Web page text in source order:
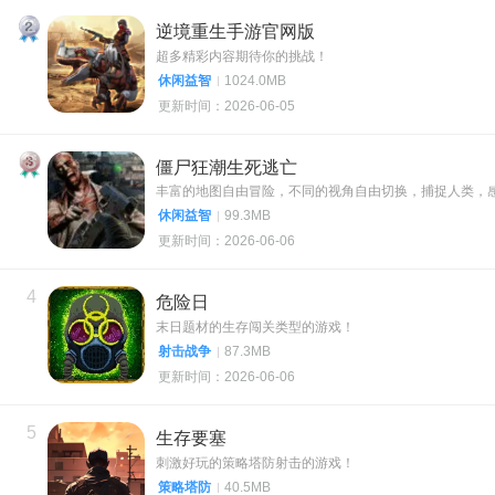
2 逆境重生手游官网版
超多精彩内容期待你的挑战！
休闲益智
1024.0MB
更新时间：2026-06-05
3 僵尸狂潮生死逃亡
丰富的地图自由冒险，不同的视角自由切换，捕捉人类，
休闲益智
99.3MB
更新时间：2026-06-06
4 危险日
末日题材的生存闯关类型的游戏！
射击战争
87.3MB
更新时间：2026-06-06
5 生存要塞
刺激好玩的策略塔防射击的游戏！
策略塔防
40.5MB